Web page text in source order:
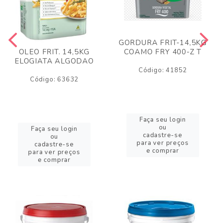
OLEO FRIT. 14,5KG
ELOGIATA ALGODAO
Código: 63632
Faça seu login
ou
cadastre-se
para ver preços
e comprar
GORDURA FRIT-14,5KG
COAMO FRY 400-Z T
Código: 41852
Faça seu login
ou
cadastre-se
para ver preços
e comprar